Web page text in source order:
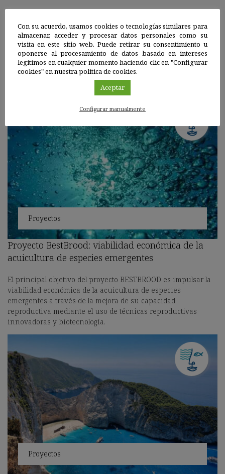
Ver más
PROYECTOS
Proyectos
Proyecto BestBrood: viabilidad económica de la
acuicultura de especies emergentes
El principal objetivo del proyecto BESTBROOD es impulsar la
viabilidad económica de la acuicultura de especies
emergentes a través de la mejora de su capacidad
reproductiva mediante el uso de técnicas reproductivas
innovadoras y biotecnología.
Proyectos
Con su acuerdo, usamos cookies o tecnologías similares para
almacenar, acceder y procesar datos personales como su
visita en este sitio web. Puede retirar su consentimiento u
oponerse al procesamiento de datos basado en intereses
legítimos en cualquier momento haciendo clic en "Configurar
cookies" en nuestra política de cookies.
Aceptar
Configurar manualmente